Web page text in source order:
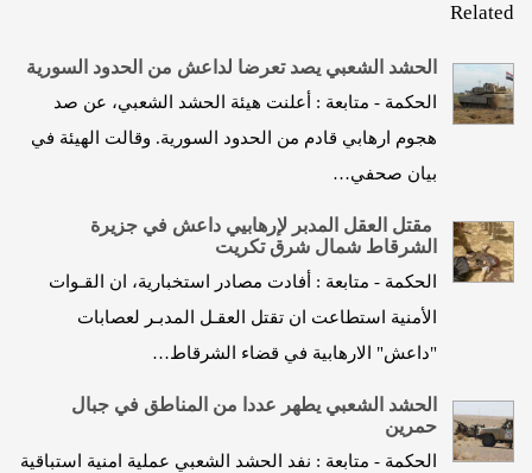
Related
الحشد الشعبي يصد تعرضا لداعش من الحدود السورية
الحكمة - متابعة : أعلنت هيئة الحشد الشعبي، عن صد
هجوم ارهابي قادم من الحدود السورية. وقالت الهيئة في
بيان صحفي…
مقتل العقل المدبر لإرهابيي داعش في جزيرة
الشرقاط شمال شرق تكريت
الحكمة - متابعة : أفادت مصادر استخبارية، ان القـوات
الأمنية استطاعت ان تقتل العقـل المدبـر لعصابات
"داعش" الارهابية في قضاء الشرقاط…
الحشد الشعبي يطهر عددا من المناطق في جبال
حمرين
الحكمة - متابعة : نفد الحشد الشعبي عملية امنية استباقية